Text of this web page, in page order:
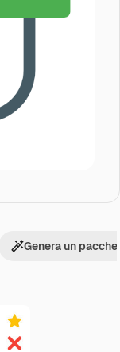
Genera un